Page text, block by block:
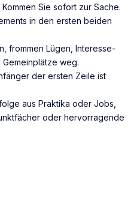
Sie sofort zur Sache.
in den ersten beiden
frommen Lügen, Interesse-
weg.
der ersten Zeile ist
aus Praktika oder Jobs,
oder hervorragende